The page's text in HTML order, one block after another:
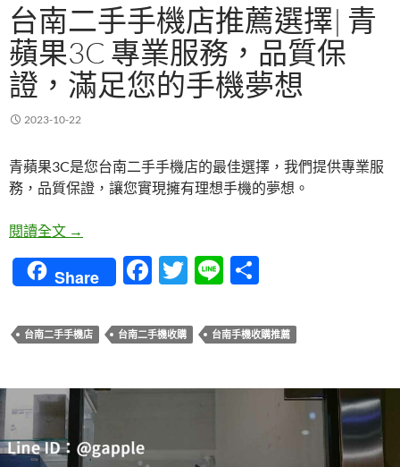
台南二手手機店推薦選擇| 青
蘋果3C 專業服務，品質保
證，滿足您的手機夢想
2023-10-22
青蘋果3C是您台南二手手機店的最佳選擇，我們提供專業服
務，品質保證，讓您實現擁有理想手機的夢想。
閱讀全文 台南二手手機店推薦選擇| 青蘋果3C 專業服務，品
→
Share
F
e
b
o
T
itt
er
Li
e
台南二手手機店 台南二手機收購 台南手機收購推薦